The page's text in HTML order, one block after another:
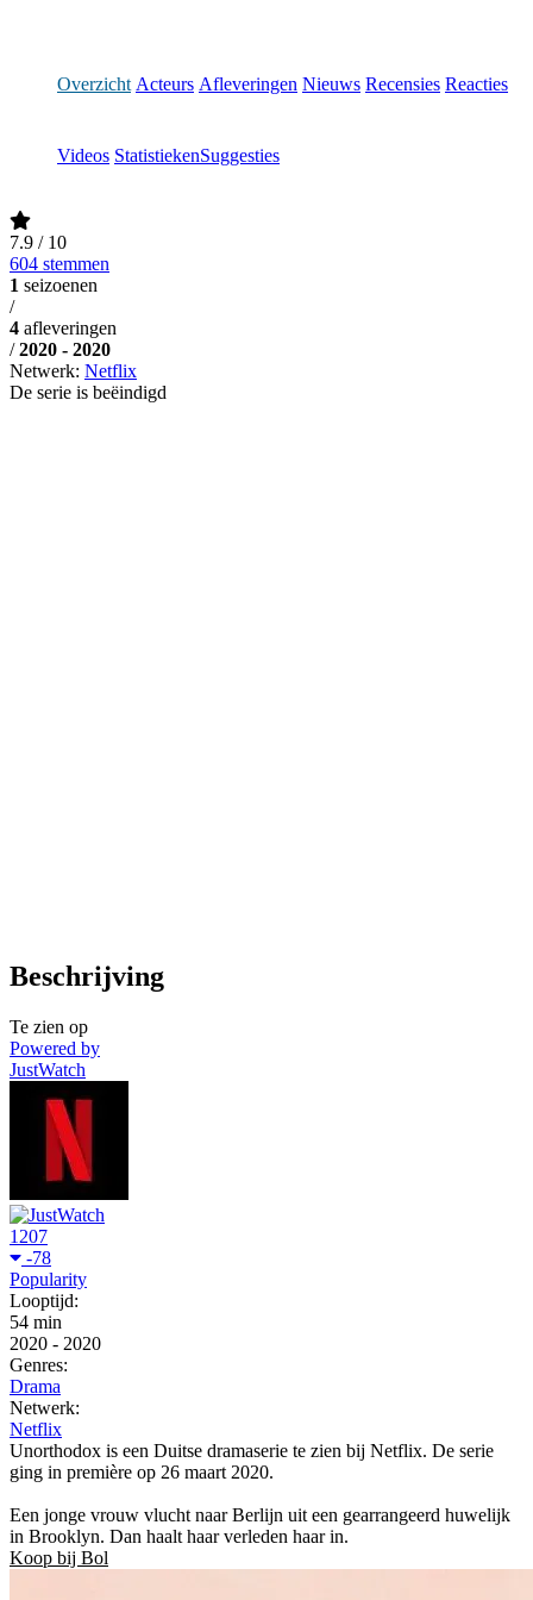
Overzicht Acteurs Afleveringen Nieuws Recensies Reacties
Videos StatistiekenSuggesties
7.9 / 10
604 stemmen
1 seizoenen
/
4 afleveringen
/ 2020 - 2020
Netwerk: Netflix
De serie is beëindigd
Beschrijving
Te zien op
Powered by
JustWatch
1207
-78
Popularity
Looptijd:
54 min
2020 - 2020
Genres:
Drama
Netwerk:
Netflix
Unorthodox is een Duitse dramaserie te zien bij Netflix. De serie
ging in première op 26 maart 2020.
Een jonge vrouw vlucht naar Berlijn uit een gearrangeerd huwelijk
in Brooklyn. Dan haalt haar verleden haar in.
Koop bij Bol